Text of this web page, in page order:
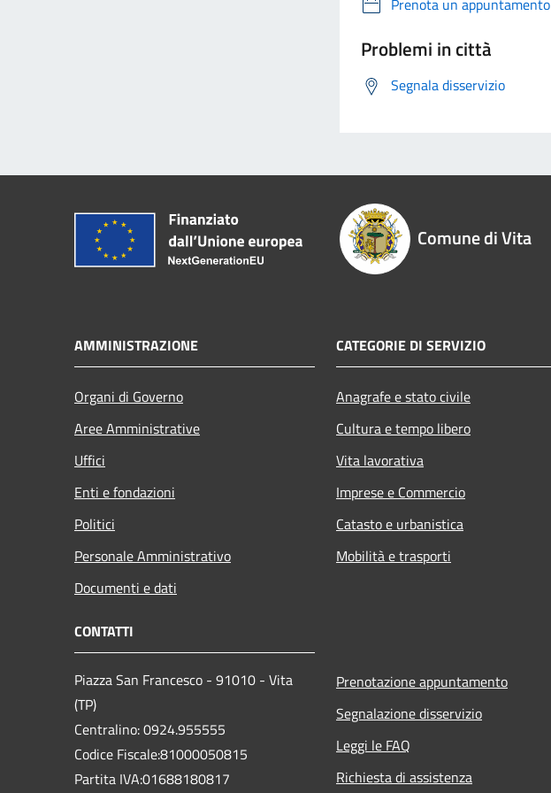
Problemi in città
Segnala disservizio
Comune di Vita
AMMINISTRAZIONE
Organi di Governo
Aree Amministrative
Uffici
Enti e fondazioni
Politici
Personale Amministrativo
Documenti e dati
CATEGORIE DI SERVIZIO
Anagrafe e stato civile
Cultura e tempo libero
Vita lavorativa
Imprese e Commercio
Catasto e urbanistica
Mobilità e trasporti
CONTATTI
Piazza San Francesco - 91010 - Vita
(TP)
Centralino: 0924.955555
Codice Fiscale:81000050815
Partita IVA:01688180817
Prenotazione appuntamento
Segnalazione disservizio
Leggi le FAQ
Richiesta di assistenza